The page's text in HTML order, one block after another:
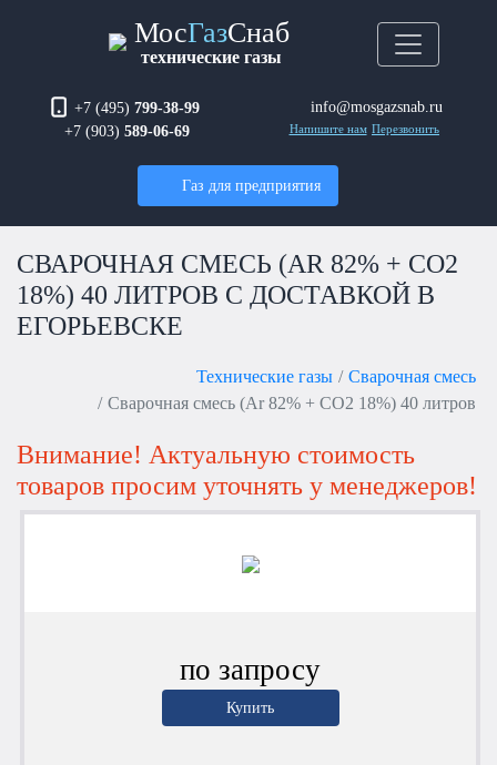
МосГазСнаб
технические газы
+7 (495) 799-38-99
+7 (903) 589-06-69
info@mosgazsnab.ru
Напишите нам Перезвонить
Газ для предприятия
СВАРОЧНАЯ СМЕСЬ (AR 82% + CO2
18%) 40 ЛИТРОВ С ДОСТАВКОЙ В
ЕГОРЬЕВСКЕ
Технические газы
Сварочная смесь
Сварочная смесь (Ar 82% + CO2 18%) 40 литров
Внимание! Актуальную стоимость
товаров просим уточнять у менеджеров!
по запросу
Купить